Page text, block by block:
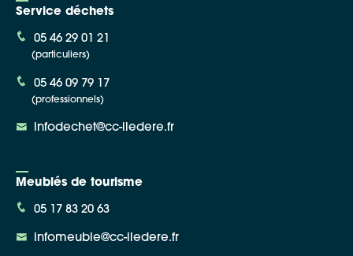
Service déchets
05 46 29 01 21
(particuliers)
05 46 09 79 17
(professionnels)
infodechet@cc-iledere.fr
Meublés de tourisme
05 17 83 20 63
infomeuble@cc-iledere.fr